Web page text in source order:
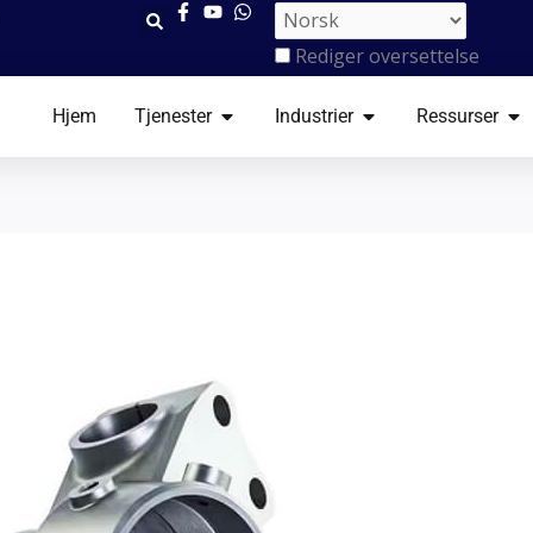
Rediger oversettelse
Hjem Tjenester ÅPNE TJENESTER
Industrier ÅPNE INDUSTRIER
Ressurser